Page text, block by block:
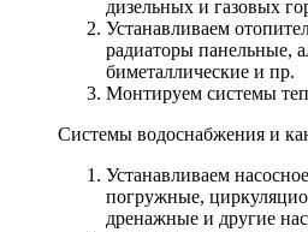
дизельных и газовых
Устанавливаем
радиаторы панельные,
биметаллические и пр.
Монтируем системы
Системы водоснабжения и
Устанавливаем
погружные,
дренажные и другие